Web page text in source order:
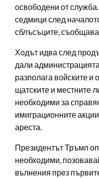
освободени от
седмици след
сблъсъците,
Ходът идва след
дали
разполага войските и
щатските и местните
необходими за
имиграционните
ареста.
Президентът Тръмп
необходими,
вълнения през